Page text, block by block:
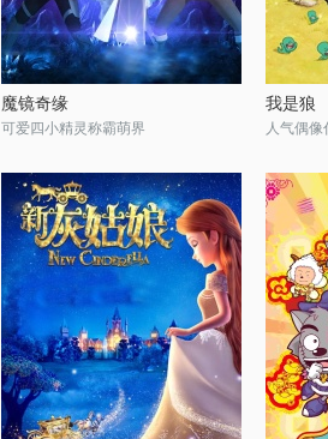
魔镜奇缘
可爱四小精灵称霸萌界
我是狼
人气偶